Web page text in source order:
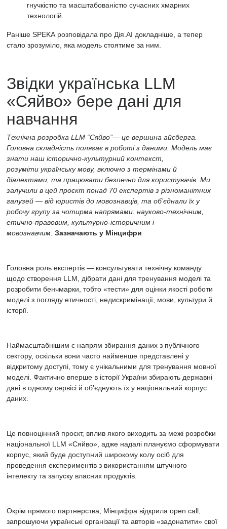
гнучкістю та масштабованістю сучасних хмарних
технологій.
Раніше SPEKA розповідала про Дія.АІ докладніше, а тепер
стало зрозуміло, яка модель стоятиме за ним.
Звідки українська LLM
«Сяйво» бере дані для
навчання
Технічна розробка LLM “Сяйво”— це вершина айсберга.
Головна складність полягає в роботі з даними. Модель має
знати наш історично-культурний контекст,
розуміти українську мову, включно з термінами й
діалектами, та працювати безпечно для користувачів. Ми
залучили в цей проєкт понад 70 експертів з різноманітних
галузей — від юристів до мовознавців, та об’єднали їх у
робочу групу за чотирма напрямами: науково-технічним,
етично-правовим, культурно-історичним і
мовознавчим. Зазначають у Мінцифри
Головна роль експертів — консультувати технічну команду
щодо створення LLM, дібрати дані для тренування моделі та
розробити бенчмарки, тобто «тести» для оцінки якості роботи
моделі з погляду етичності, недискримінації, мови, культури й
історії.
Щоб
модель
мала
ширшу
вибірку
даних
розуміла
наш
контекст, Мінцифра почала
збору
органів,
медіа,
Наймасштабнішим є напрям збирання даних з публічного
сектору, оскільки вони часто найменше представлені у
відкритому доступі, тому є унікальними для тренування мовної
моделі. Фактично вперше в історії України збирають державні
дані в одному сервісі й об’єднують їх у національний корпус
даних.
Це повноцінний проєкт, вплив якого виходить за межі розробки
національної LLM «Сяйво», адже надалі плануємо сформувати
корпус, який буде доступний широкому колу осіб для
проведення експериментів з використанням штучного
інтелекту та запуску власних продуктів.
Окрім прямого партнерства, Мінцифра відкрила open call,
запрошуючи українські організації та авторів «задонатити» свої